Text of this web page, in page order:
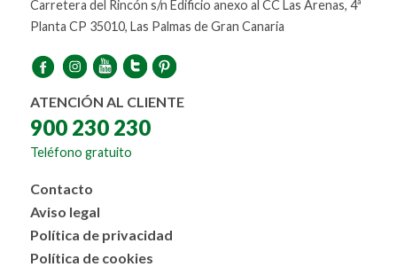
Carretera del Rincón s/n Edificio anexo al CC Las Arenas, 4ª
Planta CP 35010, Las Palmas de Gran Canaria
ATENCIÓN AL CLIENTE
900 230 230
Teléfono gratuito
Menú
al
pie
Contacto
Aviso legal
Política de privacidad
Política de cookies